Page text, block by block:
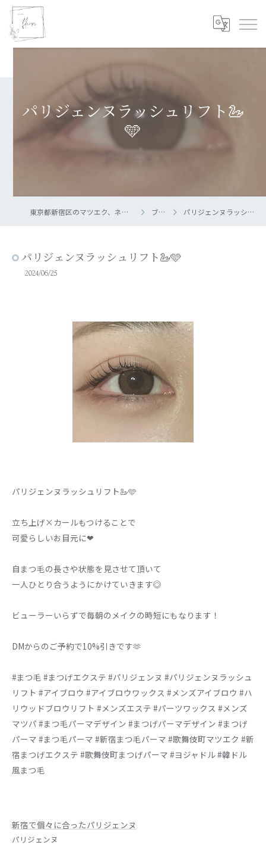
パリジェンヌラッシュリフト🦢
🩵
東京都新宿区のマツエク、ネイルならsalon fleuri ブログ パリジェンヌラッシュリフト🦢🩵
パリジェンヌラッシュリフト🦢🩵
2024/06/25
パリジェンヌラッシュリフト🦢🩵
立ち上げ×カールもつけることで
可愛らしいお目元に❤︎
自まつ毛の長さや状態を見させて頂いて
一人ひとり合うようにかけていきます◎
ビューラーいらずで毎朝のメイクの時短にもなります！
DMからのご予約で10%引きです🫶
#まつ毛 #まつげエクステ #パリジェンヌ #パリジェンヌラッシュ
リフト #アイブロウ #アイブロウワックス #メンズアイブロウ #ハ
リウッドブロウリフト #メンズエステ #パーツワックス #メンズ
マツパ #まつ毛パーマデザイン #まつげパーマデザイン #まつげ
パーマ #まつ毛パーマ #新宿まつ毛パーマ #歌舞伎町マツエク #新
宿まつげエクステ #歌舞伎町まつげパーマ #ヨジャドル #韓ドル
風まつ毛
新宿で個々に合ったパリジェンヌ
パリジェンヌ